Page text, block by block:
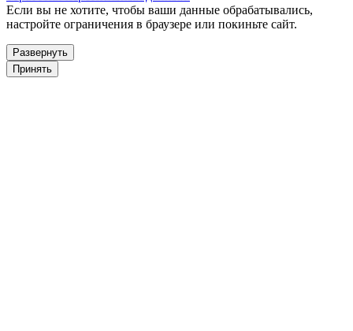
Если вы не хотите, чтобы ваши данные обрабатывались,
настройте ограничения в браузере или покиньте сайт.
Развернуть
Принять